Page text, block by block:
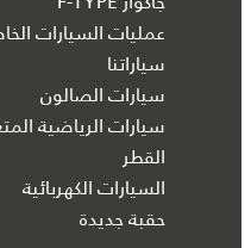
عمليات السيارات
سياراتنا
سيارات الصالون
سيارات الرياضية
القطر
السيارات الكهربائية
حقبة جديدة